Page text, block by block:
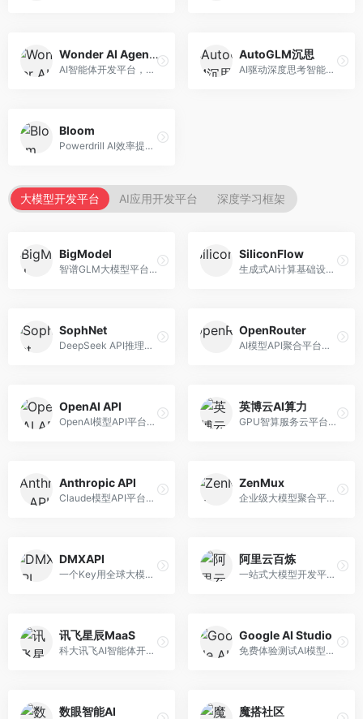
Wonder AI Agents
AI智能体开发平台，专注于低代码智能体创建。面向开发者，提供可视化开发、模板库、部署服务等功能，开发门槛低。
AutoGLM沉思
AI驱动深度思考智能体，专注于复杂推理任务。面向高级用户，提供深度分析、逻辑推理、决策支持等服务，推理能力强。
Bloom
Powerdrill AI效率提升平台，专注于企业智能化。面向企业用户，提供智能体创建、流程自动化、数据分析等服务，企业效率提升显著。
大模型开发平台 AI应用开发平台 深度学习框架
BigModel
智谱GLM大模型平台，提供API调用与模型服务。面向开发者和企业用户，提供GLM系列模型API、微调服务、应用开发工具等，开源生态完善。
SiliconFlow
生成式AI计算基础设施平台，专注于模型推理服务。面向开发者和企业，提供多模型API、高性能推理、成本优化等服务，推理性价比高。
SophNet
DeepSeek API推理平台，专注于DeepSeek模型服务。面向开发者，提供DeepSeek模型API、高性能推理、低成本服务，推理效率高。
OpenRouter
AI模型API聚合平台，整合多种主流大模型。面向开发者，提供统一API接口、模型对比、成本优化等服务，模型选择灵活。
OpenAI API
OpenAI模型API平台，提供GPT系列模型服务。面向开发者，提供模型API、微调服务、Assistants API等，是AI开发领域的基础设施。
英博云AI算力
GPU智算服务云平台，专注于AI算力租赁。面向AI研究者和企业，提供GPU租赁、模型训练、推理服务等，算力资源丰富。
Anthropic API
Claude模型API平台，专注于安全可靠的AI服务。面向开发者，提供Claude系列模型API、安全特性、企业级服务等，API质量高。
ZenMux
企业级大模型聚合平台，专注于企业AI服务。面向企业用户，提供多模型管理、安全合规、成本优化等服务，企业级功能完善。
DMXAPI
一个Key用全球大模型的聚合平台。面向开发者，提供多模型统一API、简化接入、成本控制等服务，接入便捷。
阿里云百炼
一站式大模型开发平台，深度整合阿里云服务。面向企业开发者和AI团队，提供模型训练、微调、部署、应用开发等全流程服务，企业级功能完善。
讯飞星辰MaaS
科大讯飞AI智能体开发平台，专注于企业级模型服务。面向企业用户，提供模型调用、智能体创建、行业解决方案等服务，中文能力突出。
Google AI Studio
免费体验测试AI模型的平台，深度整合Google生态。面向开发者和研究者，提供Gemini模型体验、API密钥管理、提示词测试等服务，免费使用。
数眼智能AI 魔搭社区